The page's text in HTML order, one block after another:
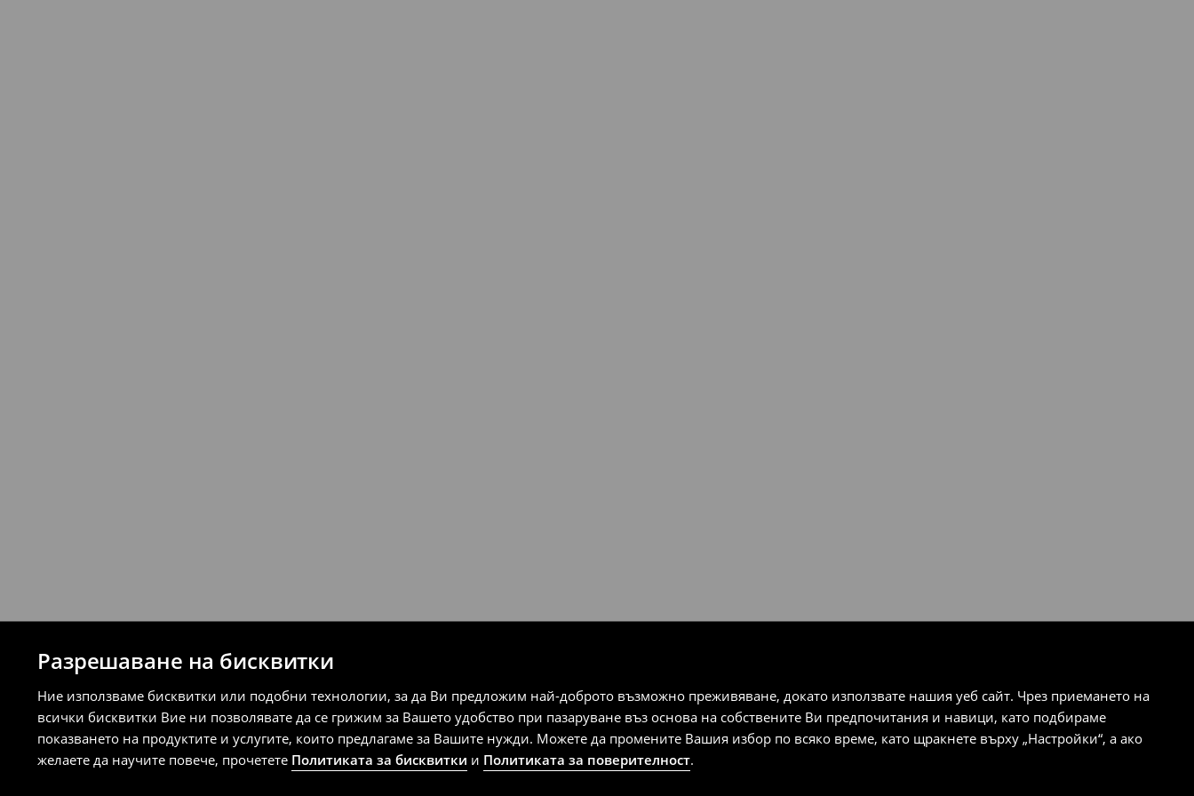
Разрешаване на бисквитки
Ние използваме бисквитки или подобни технологии, за да Ви предложим най-доброто възможно преживяване, докато използвате нашия уеб сайт. Чрез приемането на
всички бисквитки Вие ни позволявате да се грижим за Вашето удобство при пазаруване въз основа на собствените Ви предпочитания и навици, като подбираме
показването на продуктите и услугите, които предлагаме за Вашите нужди. Можете да промените Вашия избор по всяко време, като щракнете върху „Настройки“, а ако
желаете да научите повече, прочетете Политиката за бисквитки и Политиката за поверителност.